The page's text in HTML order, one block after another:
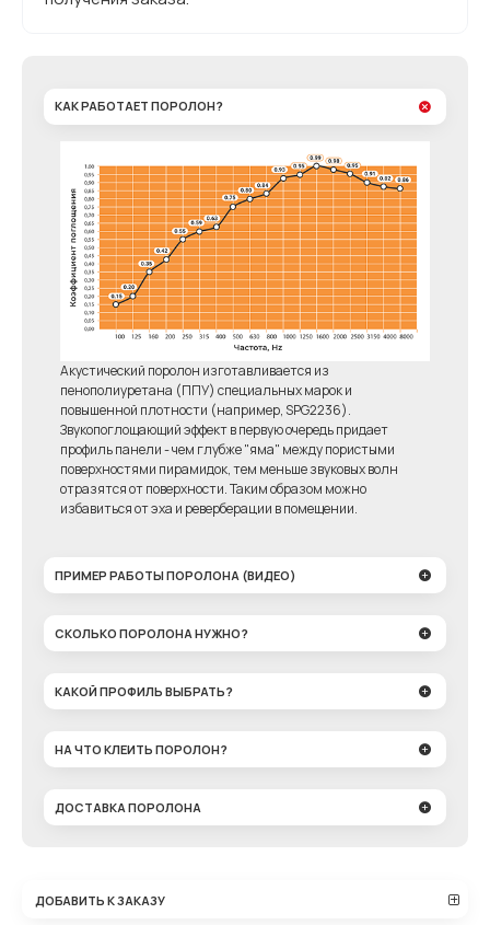
КАК РАБОТАЕТ ПОРОЛОН?
Акустический поролон изготавливается из
пенополиуретана (ППУ) специальных марок и
повышенной плотности (например, SPG2236).
Звукопоглощающий эффект в первую очередь придает
профиль панели - чем глубже "яма" между пористыми
поверхностями пирамидок, тем меньше звуковых волн
отразятся от поверхности. Таким образом можно
избавиться от эха и реверберации в помещении.
ПРИМЕР РАБОТЫ ПОРОЛОНА (ВИДЕО)
СКОЛЬКО ПОРОЛОНА НУЖНО?
КАКОЙ ПРОФИЛЬ ВЫБРАТЬ?
НА ЧТО КЛЕИТЬ ПОРОЛОН?
ДОСТАВКА ПОРОЛОНА
ДОБАВИТЬ К ЗАКАЗУ